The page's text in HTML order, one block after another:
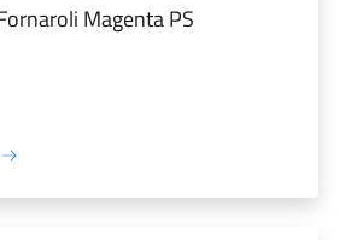
Magenta PS